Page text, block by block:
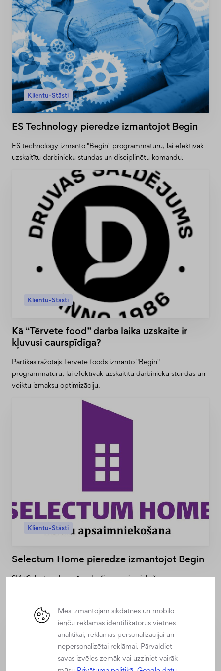
Klientu-Stāsti
ES Technology pieredze izmantojot Begin
ES technology izmanto "Begin" programmatūru, lai efektīvāk
uzskaitītu darbinieku stundas un disciplinētu komandu.
Klientu-Stāsti
Kā “Tērvete food” darba laika uzskaite ir
kļuvusi caurspīdīga?
Pārtikas ražotājs Tērvete foods izmanto "Begin"
programmatūru, lai efektīvāk uzskaitītu darbinieku stundas un
veiktu izmaksu optimizāciju.
Klientu-Stāsti
Selectum Home pieredze izmantojot Begin
SIA "Selectum home" nodrošina apsaimniekošanas
Mēs izmantojam sīkdatnes un mobilo
ierīču reklāmas identifikatorus vietnes
analītikai, reklāmas personalizācijai un
nepersonalizētai reklāmai. Pārvaldiet
savas izvēles zemāk vai uzziniet vairāk